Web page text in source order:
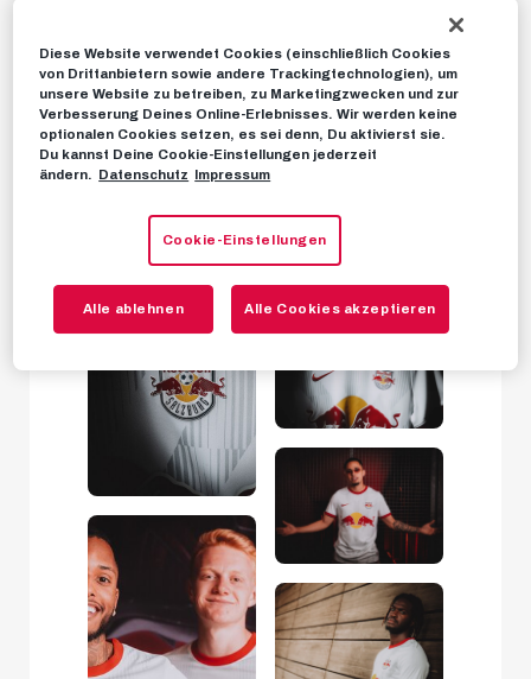
Schon bald gibt's die Premiere in der Red Bull
Arena
Diese Website verwendet Cookies (einschließlich Cookies
von Drittanbietern sowie andere Trackingtechnologien), um
unsere Website zu betreiben, zu Marketingzwecken und zur
Verbesserung Deines Online-Erlebnisses. Wir werden keine
optionalen Cookies setzen, es sei denn, Du aktivierst sie.
Du kannst Deine Cookie-Einstellungen jederzeit
ändern.
Datenschutz Impressum
Cookie-Einstellungen
Alle ablehnen Alle Cookies akzeptieren